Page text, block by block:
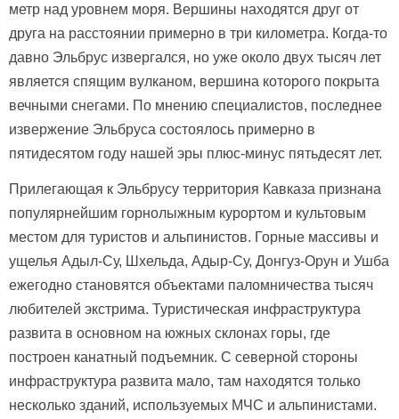
метр над уровнем моря. Вершины находятся друг от
друга на расстоянии примерно в три километра. Когда-то
давно Эльбрус извергался, но уже около двух тысяч лет
является спящим вулканом, вершина которого покрыта
вечными снегами. По мнению специалистов, последнее
извержение Эльбруса состоялось примерно в
пятидесятом году нашей эры плюс-минус пятьдесят лет.
Прилегающая к Эльбрусу территория Кавказа признана
популярнейшим горнолыжным курортом и культовым
местом для туристов и альпинистов. Горные массивы и
ущелья Адыл-Су, Шхельда, Адыр-Су, Донгуз-Орун и Ушба
ежегодно становятся объектами паломничества тысяч
любителей экстрима. Туристическая инфраструктура
развита в основном на южных склонах горы, где
построен канатный подъемник. С северной стороны
инфраструктура развита мало, там находятся только
несколько зданий, используемых МЧС и альпинистами.